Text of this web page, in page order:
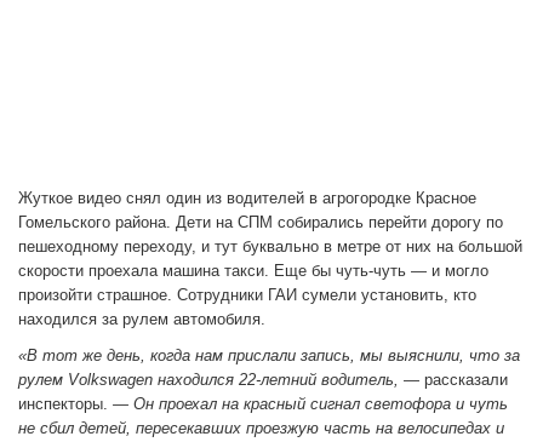
Жуткое видео снял один из водителей в агрогородке Красное
Гомельского района. Дети на СПМ собирались перейти дорогу по
пешеходному переходу, и тут буквально в метре от них на большой
скорости проехала машина такси. Еще бы чуть-чуть — и могло
произойти страшное. Сотрудники ГАИ сумели установить, кто
находился за рулем автомобиля.
«В тот же день, когда нам прислали запись, мы выяснили, что за
рулем Volkswagen находился 22-летний водитель, — рассказали
инспекторы. — Он проехал на красный сигнал светофора и чуть
не сбил детей, пересекавших проезжую часть на велосипедах и